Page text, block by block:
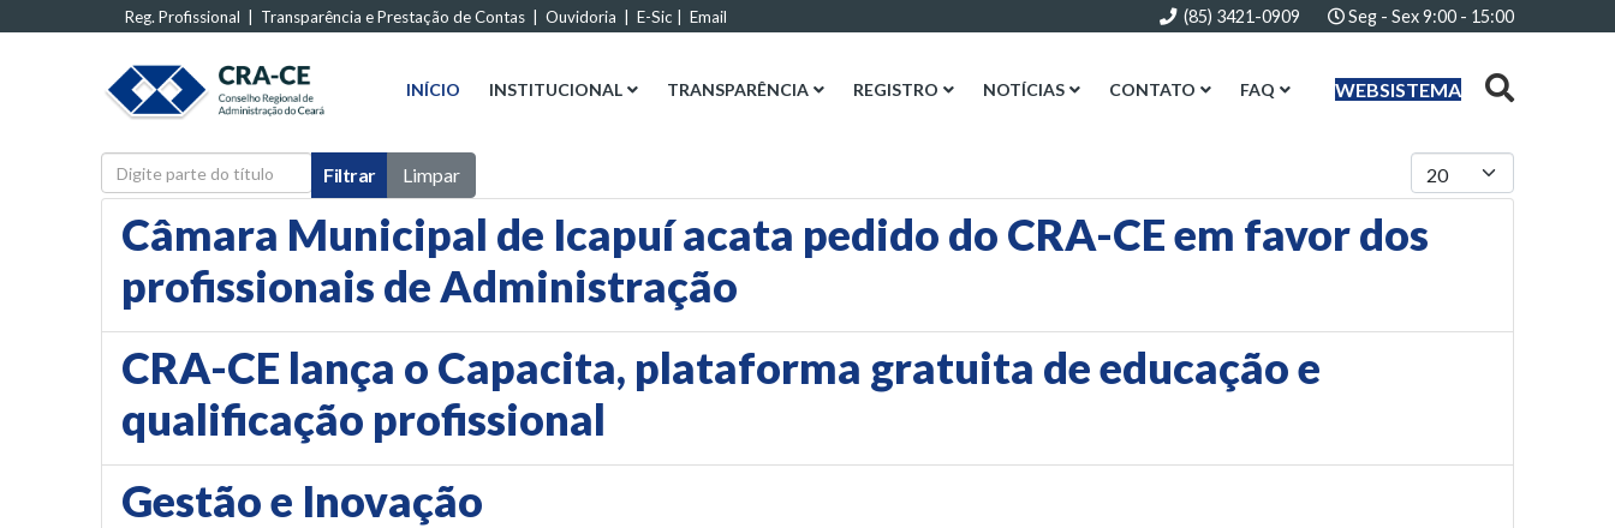
Reg. Profissional Transparência e Prestação de Contas Ouvidoria E-Sic Email (85) 3421-0909 Seg - Sex 9:00 - 15:00
WEBSISTEMA
INÍCIO INSTITUCIONAL TRANSPARÊNCIA REGISTRO NOTÍCIAS CONTATO FAQ
Digite parte do título Filtrar Limpar Mostrar #
Câmara Municipal de Icapuí acata pedido do CRA-CE em favor dos
profissionais de Administração
CRA-CE lança o Capacita, plataforma gratuita de educação e
qualificação profissional
Gestão e Inovação